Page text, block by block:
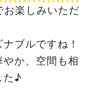
お楽しみいただ
ブルですね！
か、空間も相
た♪